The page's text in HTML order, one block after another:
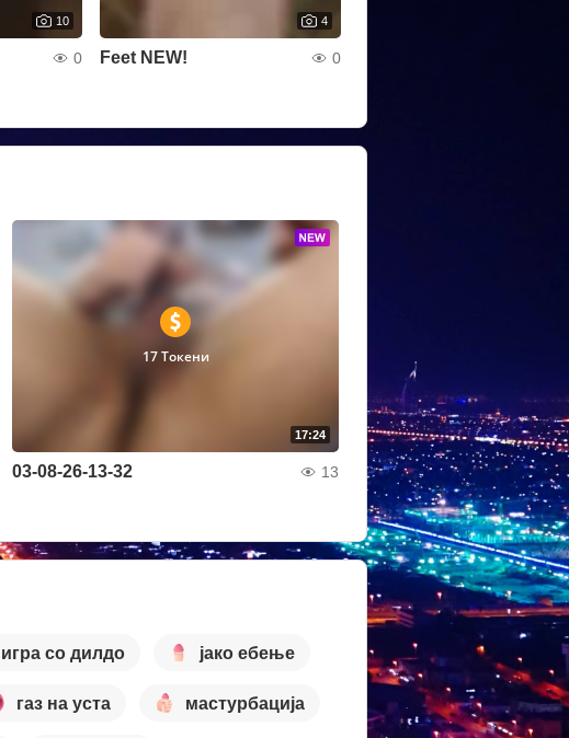
10
0
4
Feet NEW! 0
17:24
17 Токени
03-08-26-13-32 13
игра со дилдо јако ебење
газ на уста мастурбација